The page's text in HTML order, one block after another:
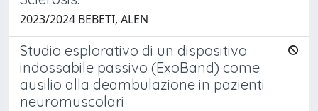
2023/2024 BEBETI, ALEN
Studio esplorativo di un dispositivo
indossabile passivo (ExoBand) come
ausilio alla deambulazione in pazienti
neuromuscolari